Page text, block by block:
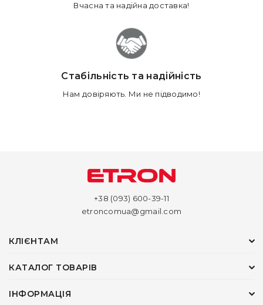
Вчасна та надійна доставка!
Стабільність та надійність
Нам довіряють. Ми не підводимо!
+38 (093) 600-39-11
etroncomua@gmail.com
КЛІЄНТАМ
КАТАЛОГ ТОВАРІВ
ІНФОРМАЦІЯ